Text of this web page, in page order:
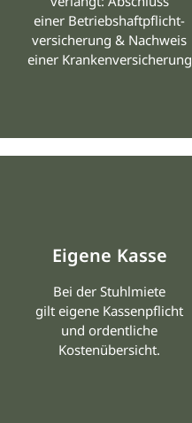
einer Betriebshaftpflicht-
versicherung & Nachweis
einer Krankenversicherung
Eigene Kasse
Bei der Stuhlmiete
gilt eigene Kassenpflicht
und ordentliche
Kostenübersicht.